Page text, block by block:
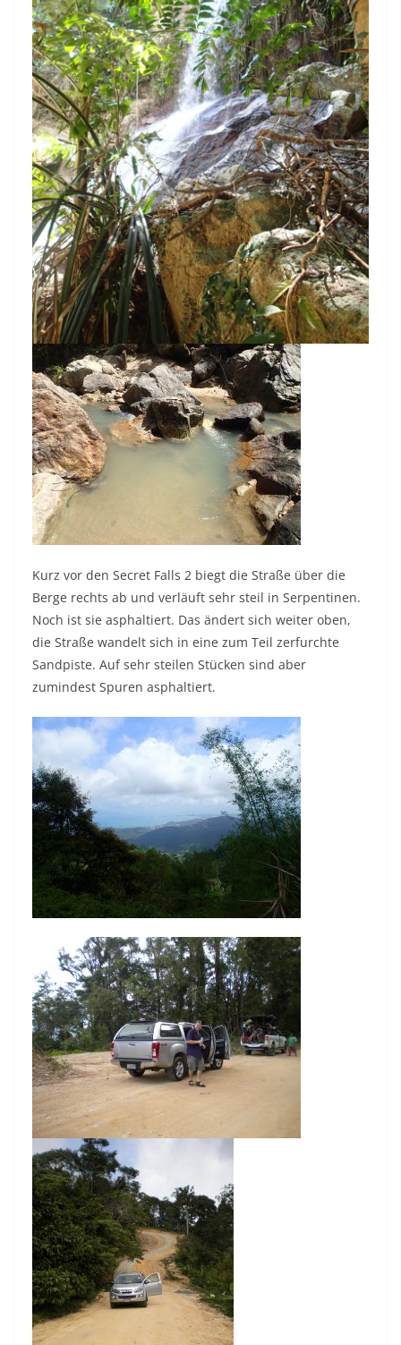
Kurz vor den Secret Falls 2 biegt die Straße über die
Berge rechts ab und verläuft sehr steil in Serpentinen.
Noch ist sie asphaltiert. Das ändert sich weiter oben,
die Straße wandelt sich in eine zum Teil zerfurchte
Sandpiste. Auf sehr steilen Stücken sind aber
zumindest Spuren asphaltiert.